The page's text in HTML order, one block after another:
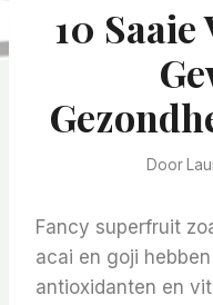
10
Door
Fancy superfruit
acai en goji
antioxidanten en